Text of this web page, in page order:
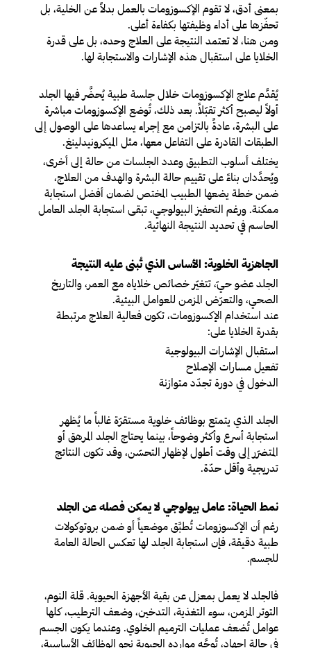
بمعنى أدق، لا تقوم الإكسوزومات بالعمل بدلاً عن الخلية، بل
تحفّزها على أداء وظيفتها بكفاءة أعلى.
ومن هنا، لا تعتمد النتيجة على العلاج وحده، بل على قدرة
الخلايا على استقبال هذه الإشارات والاستجابة لها.
يُقدَّم علاج الإكسوزومات خلال جلسة طبية يُحضَّر فيها الجلد
أولاً ليصبح أكثر تقبّلاً. بعد ذلك، تُوضع الإكسوزومات مباشرة
على البشرة، عادةً بالتزامن مع إجراء يساعدها على الوصول إلى
الطبقات القادرة على التفاعل معها، مثل الميكرونيدلينغ.
يختلف أسلوب التطبيق وعدد الجلسات من حالة إلى أخرى،
ويُحدَّدان بناءً على تقييم حالة البشرة والهدف من العلاج،
ضمن خطة يضعها الطبيب المختص لضمان أفضل استجابة
ممكنة. ورغم التحفيز البيولوجي، تبقى استجابة الجلد العامل
الحاسم في تحديد النتيجة النهائية.
الجاهزية الخلوية: الأساس الذي تُبنى عليه النتيجة
الجلد عضو حيّ، تتغيّر خصائص خلاياه مع العمر، والتاريخ
الصحي، والتعرّض المزمن للعوامل البيئية.
عند استخدام الإكسوزومات، تكون فعالية العلاج مرتبطة
بقدرة الخلايا على:
استقبال الإشارات البيولوجية
تفعيل مسارات الإصلاح
الدخول في دورة تجدّد متوازنة
الجلد الذي يتمتع بوظائف خلوية مستقرّة غالباً ما يُظهر
استجابة أسرع وأكثر وضوحاً، بينما يحتاج الجلد المرهق أو
المتضرّر إلى وقت أطول لإظهار التحسّن، وقد تكون النتائج
تدريجية وأقل حدّة.
نمط الحياة: عامل بيولوجي لا يمكن فصله عن الجلد
رغم أن الإكسوزومات تُطبَّق موضعياً أو ضمن بروتوكولات
طبية دقيقة، فإن استجابة الجلد لها تعكس الحالة العامة
للجسم.
فالجلد لا يعمل بمعزل عن بقية الأجهزة الحيوية. قلة النوم،
التوتر المزمن، سوء التغذية، التدخين، وضعف الترطيب، كلها
عوامل تُضعف عمليات الترميم الخلوي. وعندما يكون الجسم
في حالة إجهاد، تُوجَّه موارده الحيوية نحو الوظائف الأساسية،